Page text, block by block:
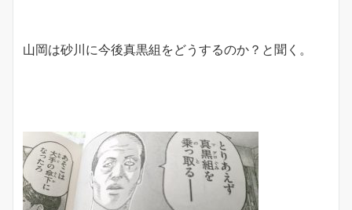
山岡は砂川に今後真黒組をどうするのか？と聞く。